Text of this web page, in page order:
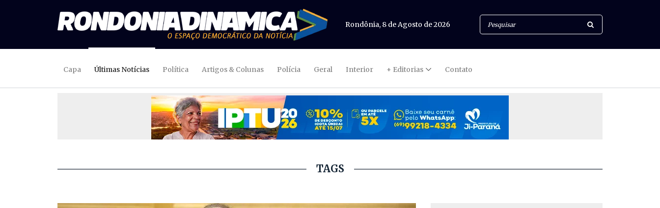
Rondônia, 8 de Agosto de 2026
Capa Últimas Notícias Política Artigos & Colunas Polícia Geral Interior + Editorias Contato
TAGS